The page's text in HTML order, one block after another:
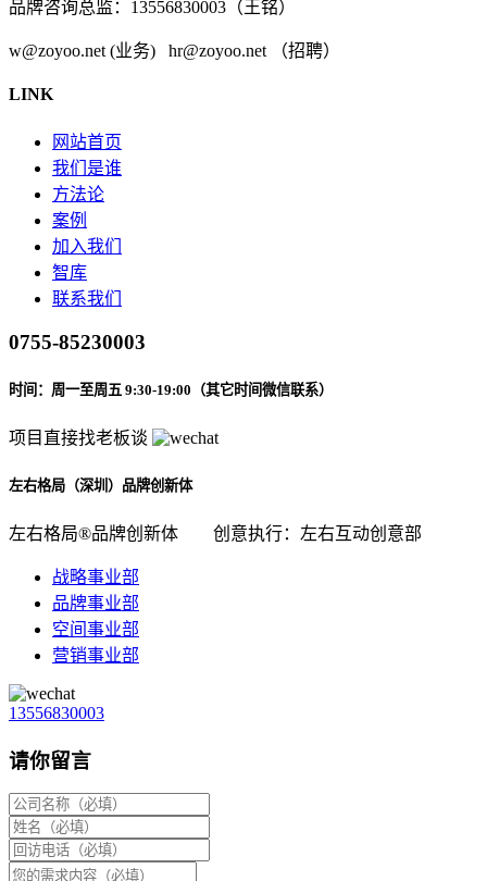
品牌咨询总监：13556830003（王铭）
w@zoyoo.net (业务) hr@zoyoo.net （招聘）
LINK
网站首页
我们是谁
方法论
案例
加入我们
智库
联系我们
0755-85230003
时间：周一至周五 9:30-19:00（其它时间微信联系）
项目直接找老板谈
左右格局（深圳）品牌创新体
左右格局®品牌创新体 创意执行：左右互动创意部
战略事业部
品牌事业部
空间事业部
营销事业部
13556830003
请你留言